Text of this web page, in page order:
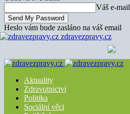
Váš e-mail
Heslo vám bude zasláno na váš email
zdravezpravy.cz
Aktuality
Zdravotnictví
Politika
Sociální věci